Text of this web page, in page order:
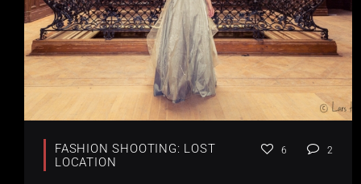
FASHION SHOOTING: LOST
LOCATION
6 2